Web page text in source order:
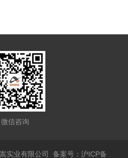
微信咨询
实业有限公司备案号：沪ICP备